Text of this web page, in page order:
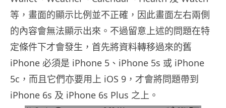
等，畫面的顯示比例並不正確，因此畫面左右兩側
的內容會無法顯示出來。不過留意上述的問題在特
定條件下才會發生，首先將資料轉移過來的舊
iPhone 必須是 iPhone 5、iPhone 5s 或 iPhone
5c，而且它們亦要用上 iOS 9，才會將問題帶到
iPhone 6s 及 iPhone 6s Plus 之上。